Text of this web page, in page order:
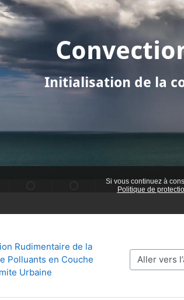
Rudimentaire de la
Polluants en Couche
Urbaine
Aller vers